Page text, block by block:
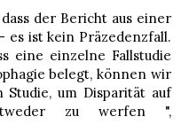
der Bericht aus einer
es ist kein Präzedenzfall.
eine einzelne Fallstudie
belegt, können wir
Studie, um Disparität auf
zu werfen ",